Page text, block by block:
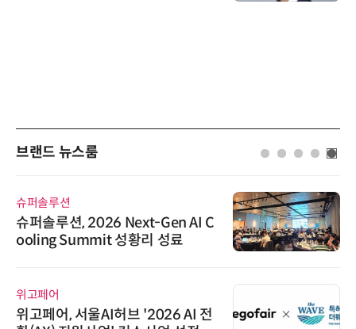
브랜드 뉴스룸
슈퍼솔루션
슈퍼솔루션, 2026 Next-Gen AI C
ooling Summit 성황리 성료
위고페어
위고페어, 서울AI허브 '2026 AI 전